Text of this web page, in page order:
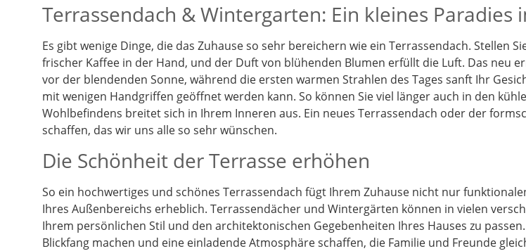
Terrassendach & Wintergarten: Ein kleines Paradies
Es gibt wenige Dinge, die das Zuhause so sehr bereichern wie ein Terrassendach. Stellen
frischer Kaffee in der Hand, und der Duft von blühenden Blumen erfüllt die Luft. Das neu
vor der blendenden Sonne, während die ersten warmen Strahlen des Tages sanft Ihr
mit wenigen Handgriffen geöffnet werden kann. So können Sie viel länger auch in den
Wohlbefindens breitet sich in Ihrem Inneren aus. Ein neues Terrassendach oder der
schaffen, das wir uns alle so sehr wünschen.
Die Schönheit der Terrasse erhöhen
So ein hochwertiges und schönes Terrassendach fügt Ihrem Zuhause nicht nur
Ihres Außenbereichs erheblich. Terrassendächer und Wintergärten können in vielen
Ihrem persönlichen Stil und den architektonischen Gegebenheiten Ihres Hauses zu
Blickfang machen und eine einladende Atmosphäre schaffen, die Familie und Freunde